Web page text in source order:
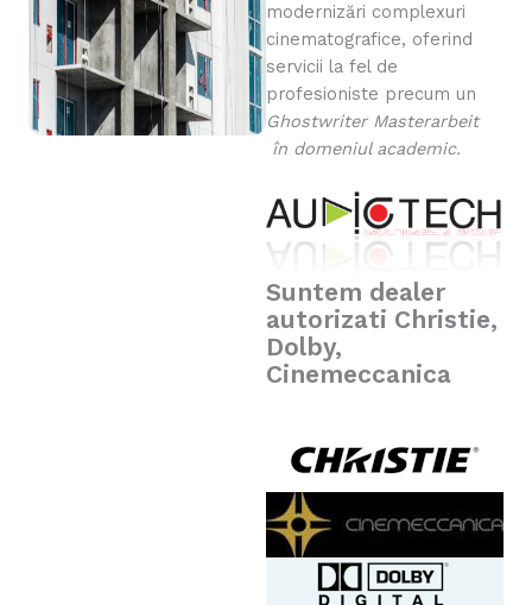
modernizări complexuri
cinematografice, oferind
servicii la fel de
profesioniste precum un
Ghostwriter Masterarbeit
în domeniul academic.
Suntem dealer
autorizati Christie,
Dolby,
Cinemeccanica